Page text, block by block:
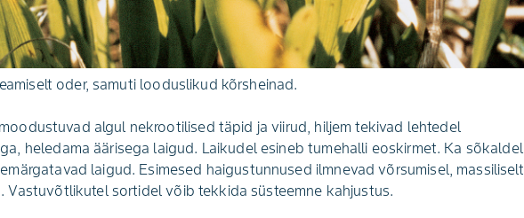
oder, samuti looduslikud kõrsheinad.
algul nekrootilised täpid ja viirud, hiljem tekivad lehtedel
heledama äärisega laigud. Laikudel esineb tumehalli eoskirmet. Ka sõkaldel
laigud. Esimesed haigustunnused ilmnevad võrsumisel, massiliselt
Vastuvõtlikutel sortidel võib tekkida süsteemne kahjustus.